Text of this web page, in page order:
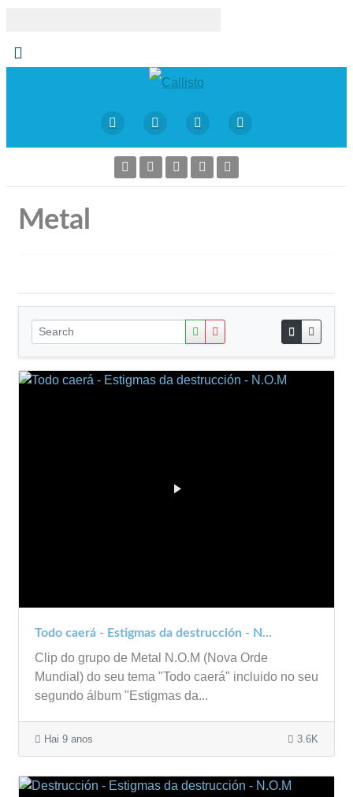
Metal
Todo caerá - Estigmas da destrucción - N...
Clip do grupo de Metal N.O.M (Nova Orde
Mundial) do seu tema "Todo caerá" incluido no seu
segundo álbum "Estigmas da...
Hai 9 anos 3.6K